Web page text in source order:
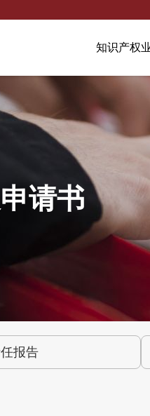
知识产权
请书
报告